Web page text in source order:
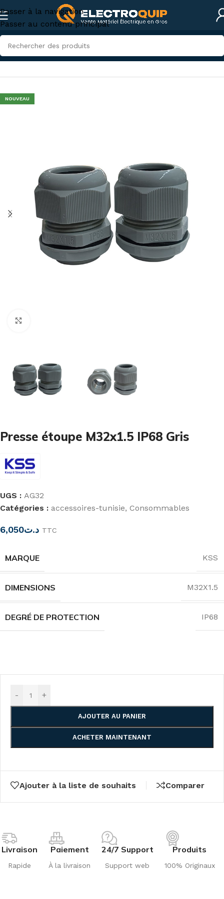
Passer à la navigation
Passer au contenu principal
Accueil/Accessoires et outillage/accessoires-tunisie
NOUVEAU
Presse étoupe M32x1.5 IP68 Gris
UGS : AG32
Catégories : accessoires-tunisie, Consommables
د.ت6,050 TTC
MARQUE KSS
DIMENSIONS M32X1.5
DEGRÉ DE PROTECTION IP68
- +
AJOUTER AU PANIER
ACHETER MAINTENANT
Ajouter à la liste de souhaits Comparer
Livraison
Rapide
Paiement
À la livraison
24/7 Support
Support web
Produits
100% Originaux